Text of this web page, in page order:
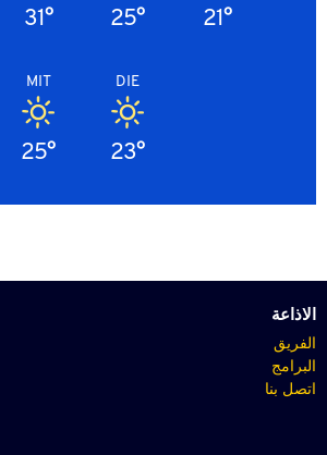
21°
25°
31°
DIE
23°
MIT
25°
الاذاعة
الفريق
البرامج
اتصل بنا